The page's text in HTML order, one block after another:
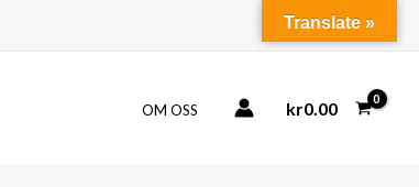
OM OSS kr0.00
Translate »